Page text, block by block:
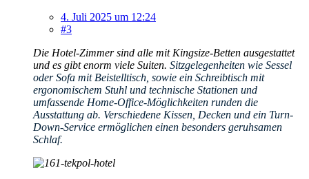
4. Juli 2025 um 12:24
#3
Die Hotel-Zimmer sind alle mit Kingsize-Betten ausgestattet
und es gibt enorm viele Suiten. Sitzgelegenheiten wie Sessel
oder Sofa mit Beistelltisch, sowie ein Schreibtisch mit
ergonomischem Stuhl und technische Stationen und
umfassende Home-Office-Möglichkeiten runden die
Ausstattung ab. Verschiedene Kissen, Decken und ein Turn-
Down-Service ermöglichen einen besonders geruhsamen
Schlaf.